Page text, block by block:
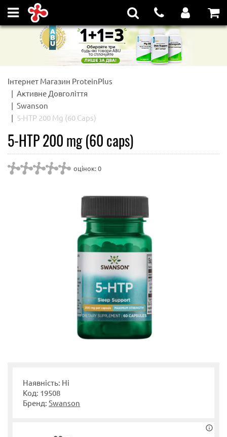
Інтернет Магазин ProteinPlus
Активне Довголіття
Swanson
5-HTP 200 Mg (60 Caps)
5-HTP 200 mg (60 caps)
оцінок: 0
Наявність: Ні
Код: 19508
Бренд: Swanson